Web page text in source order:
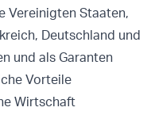
Vereinigten Staaten,
Deutschland und
und als Garanten
Vorteile
Wirtschaft